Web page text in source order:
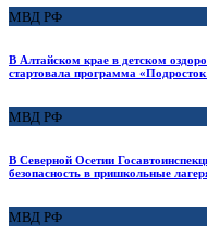
МВД РФ
В Алтайском крае в детском
стартовала программа «Подросток
МВД РФ
В Северной Осетии
безопасность в пришкольные
МВД РФ